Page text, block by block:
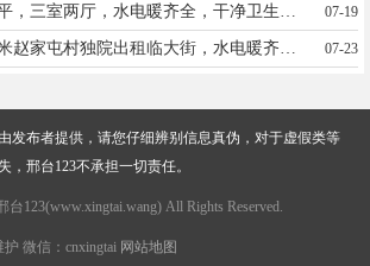
07-19
07-23
发布者提供，请您仔细辨别信息真伪，对于虚假类等
，邢台123不承担一切责任。
台123(www.xingtai.wang) All Rights Reserved.
护 微信：cnxingtai 网站地图